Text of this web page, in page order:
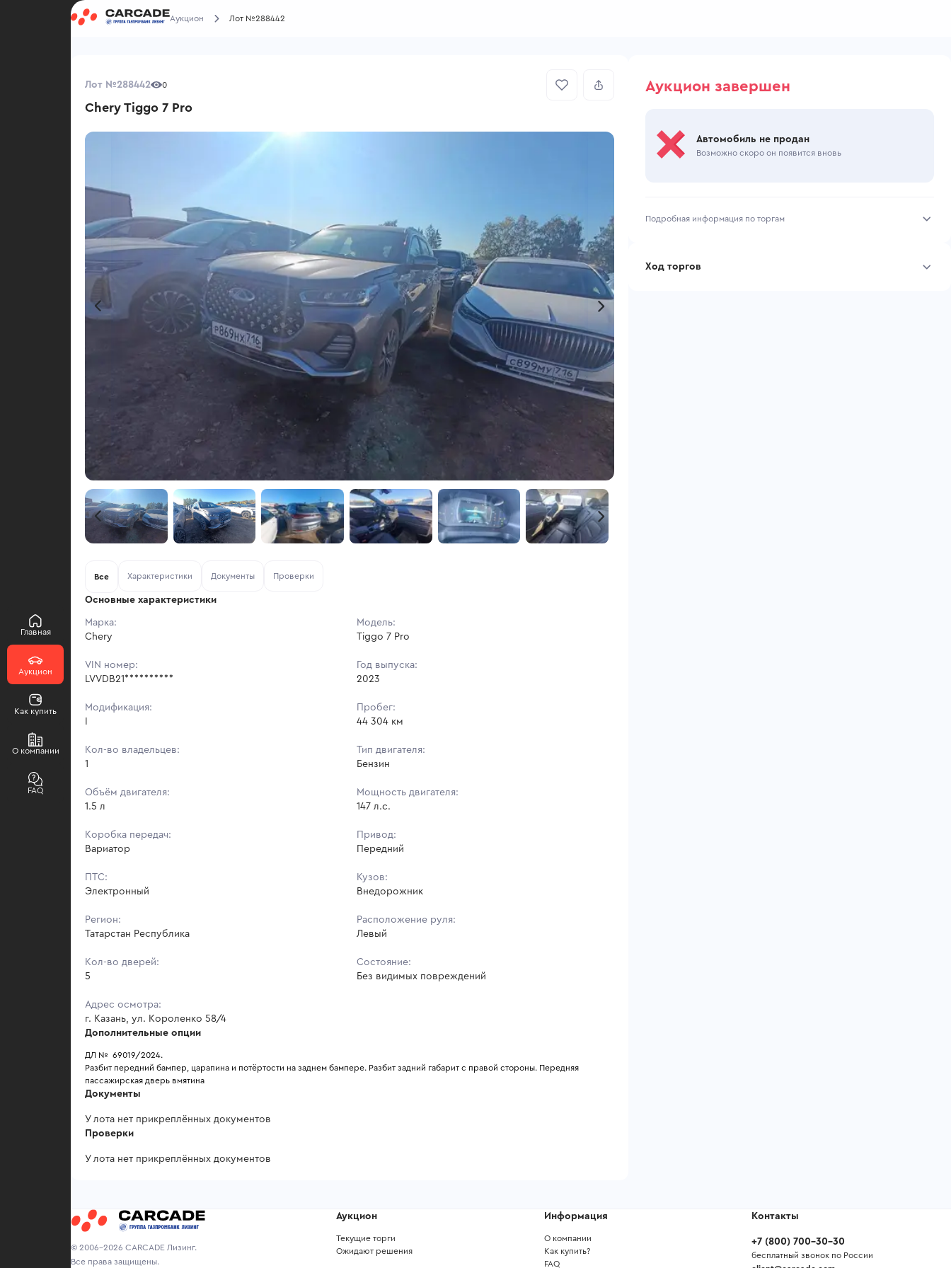
Главная
Аукцион
Как купить
О компании
FAQ
Аукцион Лот №288442
Лот №288442 0
Chery Tiggo 7 Pro
Все Характеристики Документы Проверки
Основные характеристики
Марка:
Chery
Модель:
Tiggo 7 Pro
VIN номер:
LVVDB21**********
Год выпуска:
2023
Модификация:
Пробег:
44 304 км
Кол-во владельцев:
1
Тип двигателя:
Бензин
Объём двигателя:
1.5 л
Мощность двигателя:
147 л.с.
Коробка передач:
Вариатор
Привод:
Передний
ПТС:
Электронный
Кузов:
Внедорожник
Регион:
Татарстан Республика
Расположение руля:
Левый
Кол-во дверей:
5
Состояние:
Без видимых повреждений
Адрес осмотра:
г. Казань, ул. Короленко 58/4
Дополнительные опции
ДЛ №  69019/2024.
Разбит передний бампер, царапина и потёртости на заднем бампере. Разбит задний габарит с правой стороны. Передняя
пассажирская дверь вмятина
Документы
У лота нет прикреплённых документов
Проверки
У лота нет прикреплённых документов
Аукцион завершен
Автомобиль не продан
Возможно скоро он появится вновь
Подробная информация по торгам
Ход торгов
© 2006-2026 CARCADE Лизинг.
Все права защищены.
Аукцион
Текущие торги
Ожидают решения
Информация
О компании
Как купить?
FAQ
Контакты
+7 (800) 700-30-30
бесплатный звонок по России